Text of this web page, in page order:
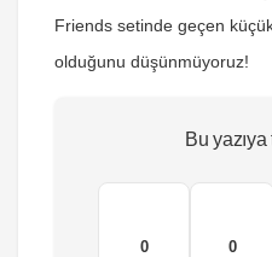
Friends setinde geçen
olduğunu düşünmüyoruz!
Bu
0 0